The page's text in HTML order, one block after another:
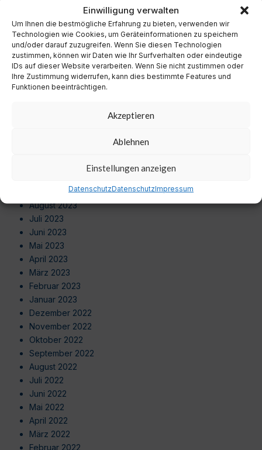
Einwilligung verwalten
Um Ihnen die bestmögliche Erfahrung zu bieten, verwenden wir
Technologien wie Cookies, um Geräteinformationen zu speichern
und/oder darauf zuzugreifen. Wenn Sie diesen Technologien
zustimmen, können wir Daten wie Ihr Surfverhalten oder eindeutige
IDs auf dieser Website verarbeiten. Wenn Sie nicht zustimmen oder
Ihre Zustimmung widerrufen, kann dies bestimmte Features und
Funktionen beeinträchtigen.
Akzeptieren
Ablehnen
Einstellungen anzeigen
DatenschutzDatenschutzImpressum
September 2024
August 2024
Juli 2024
Juni 2024
Mai 2024
November 2023
September 2023
August 2023
Juli 2023
Juni 2023
Mai 2023
April 2023
März 2023
Februar 2023
Januar 2023
Dezember 2022
November 2022
Oktober 2022
September 2022
August 2022
Juli 2022
Juni 2022
Mai 2022
April 2022
März 2022
Februar 2022